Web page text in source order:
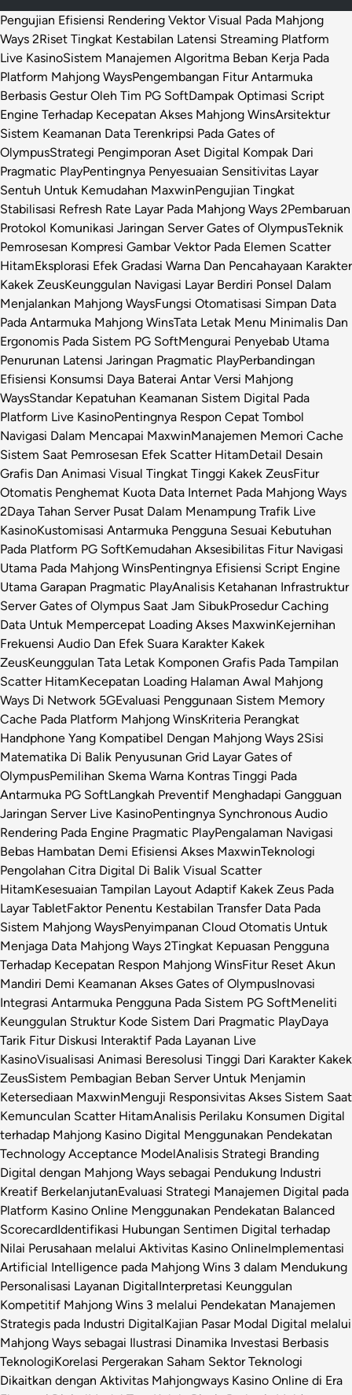
Pengujian Efisiensi Rendering Vektor Visual Pada Mahjong
Ways 2Riset Tingkat Kestabilan Latensi Streaming Platform
Live KasinoSistem Manajemen Algoritma Beban Kerja Pada
Platform Mahjong WaysPengembangan Fitur Antarmuka
Berbasis Gestur Oleh Tim PG SoftDampak Optimasi Script
Engine Terhadap Kecepatan Akses Mahjong WinsArsitektur
Sistem Keamanan Data Terenkripsi Pada Gates of
OlympusStrategi Pengimporan Aset Digital Kompak Dari
Pragmatic PlayPentingnya Penyesuaian Sensitivitas Layar
Sentuh Untuk Kemudahan MaxwinPengujian Tingkat
Stabilisasi Refresh Rate Layar Pada Mahjong Ways 2Pembaruan
Protokol Komunikasi Jaringan Server Gates of OlympusTeknik
Pemrosesan Kompresi Gambar Vektor Pada Elemen Scatter
HitamEksplorasi Efek Gradasi Warna Dan Pencahayaan Karakter
Kakek ZeusKeunggulan Navigasi Layar Berdiri Ponsel Dalam
Menjalankan Mahjong WaysFungsi Otomatisasi Simpan Data
Pada Antarmuka Mahjong WinsTata Letak Menu Minimalis Dan
Ergonomis Pada Sistem PG SoftMengurai Penyebab Utama
Penurunan Latensi Jaringan Pragmatic PlayPerbandingan
Efisiensi Konsumsi Daya Baterai Antar Versi Mahjong
WaysStandar Kepatuhan Keamanan Sistem Digital Pada
Platform Live KasinoPentingnya Respon Cepat Tombol
Navigasi Dalam Mencapai MaxwinManajemen Memori Cache
Sistem Saat Pemrosesan Efek Scatter HitamDetail Desain
Grafis Dan Animasi Visual Tingkat Tinggi Kakek ZeusFitur
Otomatis Penghemat Kuota Data Internet Pada Mahjong Ways
2Daya Tahan Server Pusat Dalam Menampung Trafik Live
KasinoKustomisasi Antarmuka Pengguna Sesuai Kebutuhan
Pada Platform PG SoftKemudahan Aksesibilitas Fitur Navigasi
Utama Pada Mahjong WinsPentingnya Efisiensi Script Engine
Utama Garapan Pragmatic PlayAnalisis Ketahanan Infrastruktur
Server Gates of Olympus Saat Jam SibukProsedur Caching
Data Untuk Mempercepat Loading Akses MaxwinKejernihan
Frekuensi Audio Dan Efek Suara Karakter Kakek
ZeusKeunggulan Tata Letak Komponen Grafis Pada Tampilan
Scatter HitamKecepatan Loading Halaman Awal Mahjong
Ways Di Network 5GEvaluasi Penggunaan Sistem Memory
Cache Pada Platform Mahjong WinsKriteria Perangkat
Handphone Yang Kompatibel Dengan Mahjong Ways 2Sisi
Matematika Di Balik Penyusunan Grid Layar Gates of
OlympusPemilihan Skema Warna Kontras Tinggi Pada
Antarmuka PG SoftLangkah Preventif Menghadapi Gangguan
Jaringan Server Live KasinoPentingnya Synchronous Audio
Rendering Pada Engine Pragmatic PlayPengalaman Navigasi
Bebas Hambatan Demi Efisiensi Akses MaxwinTeknologi
Pengolahan Citra Digital Di Balik Visual Scatter
HitamKesesuaian Tampilan Layout Adaptif Kakek Zeus Pada
Layar TabletFaktor Penentu Kestabilan Transfer Data Pada
Sistem Mahjong WaysPenyimpanan Cloud Otomatis Untuk
Menjaga Data Mahjong Ways 2Tingkat Kepuasan Pengguna
Terhadap Kecepatan Respon Mahjong WinsFitur Reset Akun
Mandiri Demi Keamanan Akses Gates of OlympusInovasi
Integrasi Antarmuka Pengguna Pada Sistem PG SoftMeneliti
Keunggulan Struktur Kode Sistem Dari Pragmatic PlayDaya
Tarik Fitur Diskusi Interaktif Pada Layanan Live
KasinoVisualisasi Animasi Beresolusi Tinggi Dari Karakter Kakek
ZeusSistem Pembagian Beban Server Untuk Menjamin
Ketersediaan MaxwinMenguji Responsivitas Akses Sistem Saat
Kemunculan Scatter HitamAnalisis Perilaku Konsumen Digital
terhadap Mahjong Kasino Digital Menggunakan Pendekatan
Technology Acceptance ModelAnalisis Strategi Branding
Digital dengan Mahjong Ways sebagai Pendukung Industri
Kreatif BerkelanjutanEvaluasi Strategi Manajemen Digital pada
Platform Kasino Online Menggunakan Pendekatan Balanced
ScorecardIdentifikasi Hubungan Sentimen Digital terhadap
Nilai Perusahaan melalui Aktivitas Kasino OnlineImplementasi
Artificial Intelligence pada Mahjong Wins 3 dalam Mendukung
Personalisasi Layanan DigitalInterpretasi Keunggulan
Kompetitif Mahjong Wins 3 melalui Pendekatan Manajemen
Strategis pada Industri DigitalKajian Pasar Modal Digital melalui
Mahjong Ways sebagai Ilustrasi Dinamika Investasi Berbasis
TeknologiKorelasi Pergerakan Saham Sektor Teknologi
Dikaitkan dengan Aktivitas Mahjongways Kasino Online di Era